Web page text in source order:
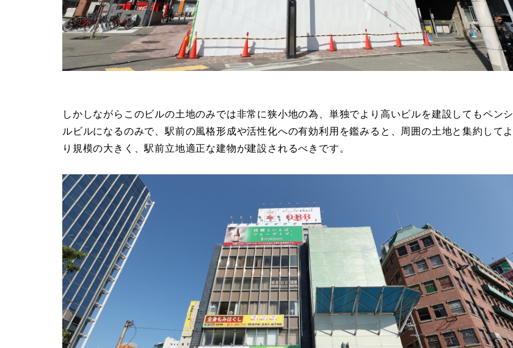
しかしながらこのビルの土地のみでは非常に狭小地の為、単独でより高いビルを建設してもペンシ
ルビルになるのみで、駅前の風格形成や活性化への有効利用を鑑みると、周囲の土地と集約してよ
り規模の大きく、駅前立地適正な建物が建設されるべきです。